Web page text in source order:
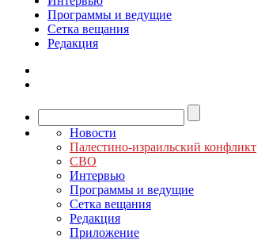
Программы и ведущие
Сетка вещания
Редакция
Новости
Палестино-израильский конфликт
СВО
Интервью
Программы и ведущие
Сетка вещания
Редакция
Приложение